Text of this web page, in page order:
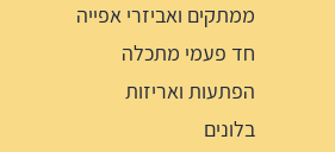
ממתקים ואביזרי אפייה
חד פעמי מתכלה
הפתעות ואריזות
בלונים